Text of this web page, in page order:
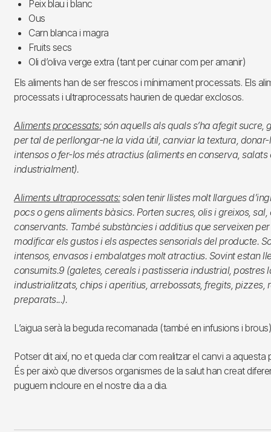
Peix blau i blanc
Ous
Carn blanca i magra
Fruits secs
Oli d’oliva verge extra (tant per cuinar com per amanir)
Els aliments han de ser frescos i mínimament processats. Els
processats i ultraprocessats haurien de quedar exclosos.
Aliments processats:són aquells als quals s’ha afegit sucre,
per tal de perllongar-ne la vida útil, canviar la textura,
intensos o fer-los més atractius (aliments en conserva, salats
industrialment).
Aliments ultraprocessats:solen tenir llistes molt llargues
pocs o gens aliments bàsics. Porten sucres, olis i greixos,
conservants. També substàncies i additius que serveixen
modificar els gustos i els aspectes sensorials del producte.
intensos, envasos i embalatges molt atractius. Sovint estan
consumits.9 (galetes, cereals i pastisseria industrial, postres
industrialitzats, chips i aperitius, arrebossats, fregits, pizzes,
preparats...).
L’aigua serà la beguda recomanada (també en infusions i
Potser dit així, no et queda clar com realitzar el canvi a aquesta
És per això que diversos organismes de la salut han creat
puguem incloure en el nostre dia a dia.